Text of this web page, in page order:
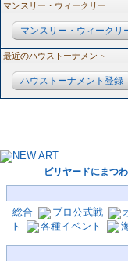
マンスリー・ウィークリー
マンスリー・ウィークリ
最近のハウストーナメント
ハウストーナメント登録
ビリヤードにまつ
総合
プロ公式戦
ト
各種イベント